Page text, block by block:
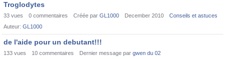
Troglodytes
33 vues 0 commentaires Créée par GL1000 December 2010
Conseils et astuces
Auteur: GL1000
de l'aide pour un debutant!!!
133 vues 10 commentaires Dernier message par gwen du 02